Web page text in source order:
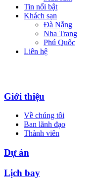
Tin nổi bật
Khách sạn
Đà Nẵng
Nha Trang
Phú Quốc
Liên hệ
Giới thiệu
Về chúng tôi
Ban lãnh đạo
Thành viên
Dự án
Lịch bay